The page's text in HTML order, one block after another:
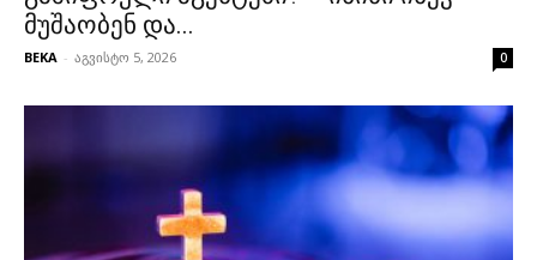
მუშაობენ და...
BEKA - აგვისტო 5, 2026 0